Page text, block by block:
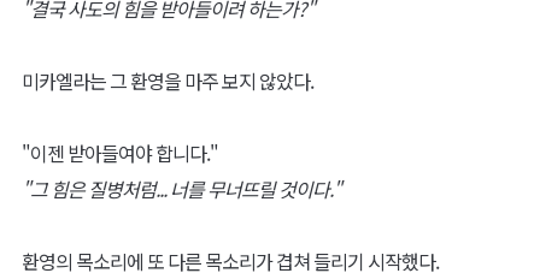
"결국 사도의 힘을 받아들이려 하는가?"
미카엘라는 그 환영을 마주 보지 않았다.
"이젠 받아들여야 합니다."
"그 힘은 질병처럼... 너를 무너뜨릴 것이다."
환영의 목소리에 또 다른 목소리가 겹쳐 들리기 시작했다.